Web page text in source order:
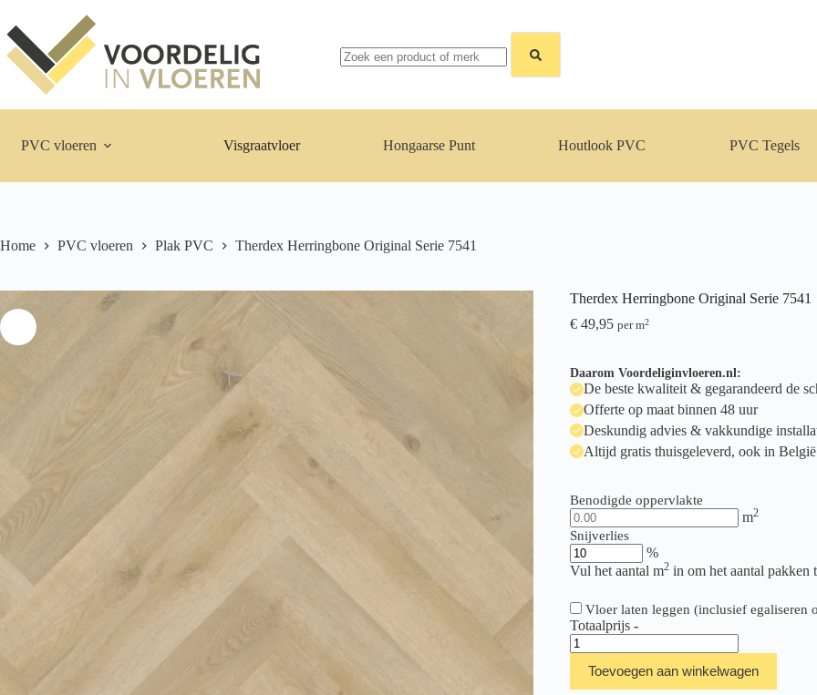
naar
de
inhoud
resultaten
PVC vloeren Visgraatvloer Hongaarse Punt Houtlook PVC PVC Tegels
Home PVC vloeren Plak PVC Therdex Herringbone Original Serie 7541
Therdex Herringbone Original Serie 7541
€49,95 per m2
Daarom Voordeliginvloeren.nl:
De beste kwaliteit & gegarandeerd de
Offerte op maat binnen 48 uur
Deskundig advies & vakkundige
Altijd gratis thuisgeleverd, ook in België
Benodigde oppervlakte
m2
Snijverlies
%
Vul het aantal m2in om het aantal pakken
Vloer laten leggen (inclusief egaliseren
Totaalprijs -
Therdex
Herringbone
Original
Serie
Toevoegen aan winkelwagen